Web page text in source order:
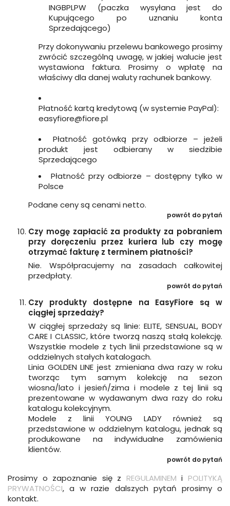
INGBPLPW (paczka wysyłana jest do
Kupującego po uznaniu konta
Sprzedającego)
Przy dokonywaniu przelewu bankowego prosimy
zwrócić szczególną uwagę, w jakiej walucie jest
wystawiona faktura. Prosimy o wpłatę na
właściwy dla danej waluty rachunek bankowy.
Płatność kartą kredytową (w systemie PayPal):
easyfiore@fiore.pl
Płatność gotówką przy odbiorze – jeżeli
produkt jest odbierany w siedzibie
Sprzedającego
Płatność przy odbiorze – dostępny tylko w
Polsce
Podane ceny są cenami netto.
powrót do pytań
Czy mogę zapłacić za produkty za pobraniem
przy doręczeniu przez kuriera lub czy mogę
otrzymać fakturę z terminem płatności?
Nie. Współpracujemy na zasadach całkowitej
przedpłaty.
powrót do pytań
Czy produkty dostępne na EasyFiore są w
ciągłej sprzedaży?
W ciągłej sprzedaży są linie: ELITE, SENSUAL, BODY
CARE I CLASSIC, które tworzą naszą stałą kolekcję.
Wszystkie modele z tych linii przedstawione są w
oddzielnych stałych katalogach.
Linia GOLDEN LINE jest zmieniana dwa razy w roku
tworząc tym samym kolekcję na sezon
wiosna/lato i jesień/zima i modele z tej linii są
prezentowane w wydawanym dwa razy do roku
katalogu kolekcyjnym.
Modele z linii YOUNG LADY również są
przedstawione w oddzielnym katalogu, jednak są
produkowane na indywidualne zamówienia
klientów.
powrót do pytań
Prosimy o zapoznanie się z REGULAMINEM i POLITYKĄ
PRYWATNOŚCI, a w razie dalszych pytań prosimy o
kontakt.